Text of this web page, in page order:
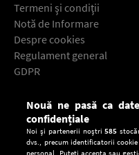
Termeni şi condiţii
Notă de Informare
Despre cookies
Regulament general
GDPR
Descarcă gratuit
Nouă ne pasă ca
confidențiale
Noi și partenerii noștri585
dvs., precum identificatorii
personal. Puteți accepta sau